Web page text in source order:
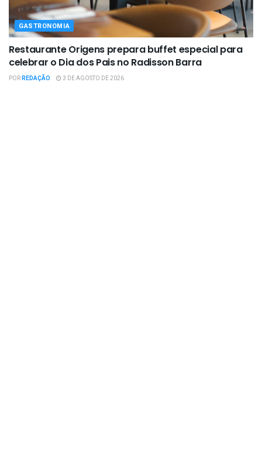
GASTRONOMIA
Restaurante Origens prepara buffet especial para
celebrar o Dia dos Pais no Radisson Barra
PORREDAÇÃO 3 DE AGOSTO DE 2026